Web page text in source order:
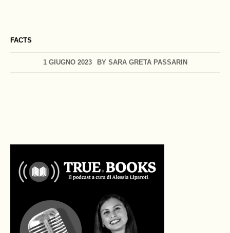
FACTS
1 GIUGNO 2023 BY SARA GRETA PASSARIN